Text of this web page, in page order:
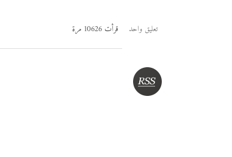
تعليق واحد قرأت 10626 مرة